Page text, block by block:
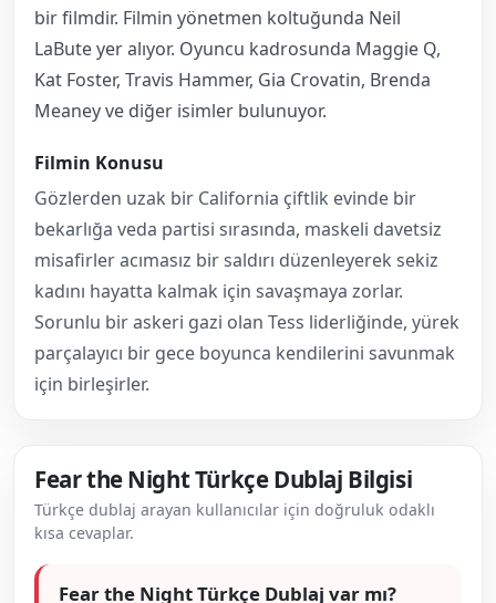
bir filmdir. Filmin yönetmen koltuğunda Neil
LaBute yer alıyor. Oyuncu kadrosunda Maggie Q,
Kat Foster, Travis Hammer, Gia Crovatin, Brenda
Meaney ve diğer isimler bulunuyor.
Filmin Konusu
Gözlerden uzak bir California çiftlik evinde bir
bekarlığa veda partisi sırasında, maskeli davetsiz
misafirler acımasız bir saldırı düzenleyerek sekiz
kadını hayatta kalmak için savaşmaya zorlar.
Sorunlu bir askeri gazi olan Tess liderliğinde, yürek
parçalayıcı bir gece boyunca kendilerini savunmak
için birleşirler.
Fear the Night Türkçe Dublaj Bilgisi
Türkçe dublaj arayan kullanıcılar için doğruluk odaklı
kısa cevaplar.
Fear the Night Türkçe Dublaj var mı?